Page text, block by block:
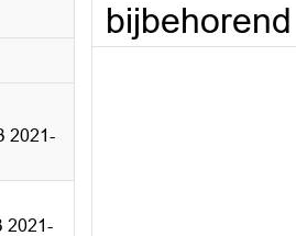
2021-
2021-